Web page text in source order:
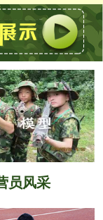
员风采